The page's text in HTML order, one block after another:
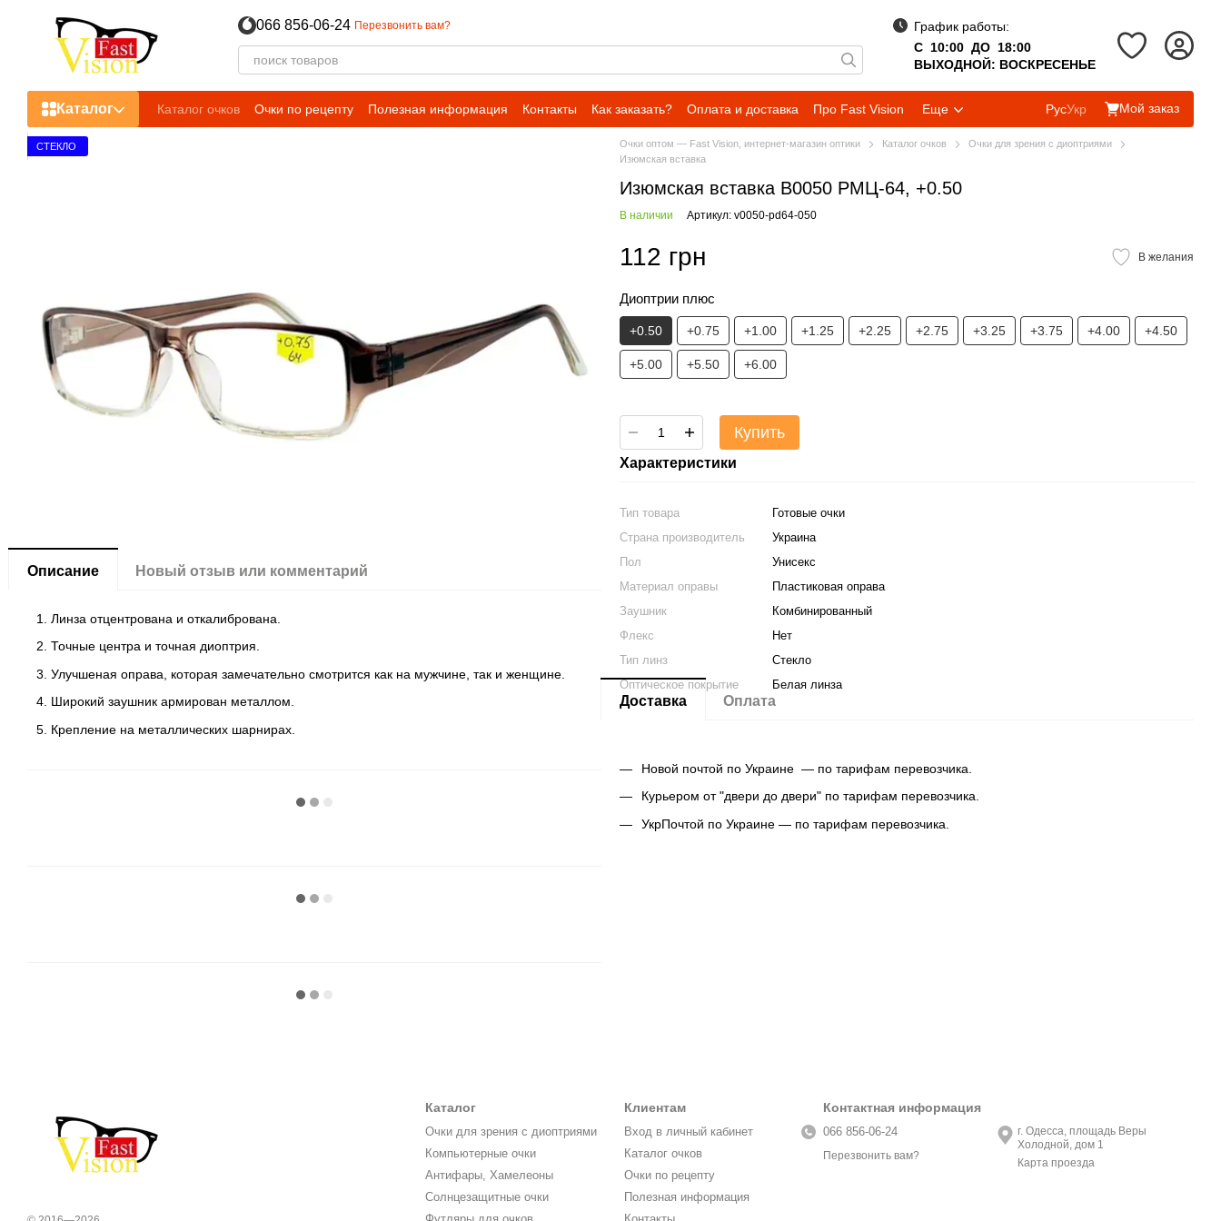
066 856-06-24 Перезвонить вам?
График работы:
С 10:00 ДО 18:00
ВЫХОДНОЙ: ВОСКРЕСЕНЬЕ
Каталог Каталог очков Очки по рецепту Полезная информация Контакты Как заказать? Оплата и доставка Про Fast Vision Еще РусУкр Мой заказ
СТЕКЛО
Описание Новый отзыв или комментарий
Линза отцентрована и откалибрована.
Точные центра и точная диоптрия.
Улучшеная оправа, которая замечательно смотрится как на мужчине, так и женщине.
Широкий заушник армирован металлом.
Крепление на металлических шарнирах.
Очки оптом — Fast Vision, интернет-магазин оптики Каталог очков
Очки для зрения с диоптриями
Изюмская вставка
Изюмская вставка В0050 РМЦ-64, +0.50
В наличии Артикул: v0050-pd64-050
112 грн В желания
Диоптрии плюс
+0.50 +0.75 +1.00 +1.25 +2.25 +2.75 +3.25 +3.75 +4.00 +4.50
+5.00 +5.50 +6.00
Купить
Характеристики
Тип товара
Готовые очки
Страна производитель
Украина
Пол
Унисекс
Материал оправы
Пластиковая оправа
Заушник
Комбинированный
Флекс
Нет
Тип линз
Стекло
Оптическое покрытие
Белая линза
Доставка Оплата
Новой почтой по Украине — по тарифам перевозчика.
Курьером от "двери до двери" по тарифам перевозчика.
УкрПочтой по Украине — по тарифам перевозчика.
Каталог
Очки для зрения с диоптриями
Компьютерные очки
Антифары, Хамелеоны
Солнцезащитные очки
Клиентам
Вход в личный кабинет
Каталог очков
Очки по рецепту
Полезная информация
Контактная информация
066 856-06-24
Перезвонить вам?
г. Одесса, площадь Веры
Холодной, дом 1
Карта проезда